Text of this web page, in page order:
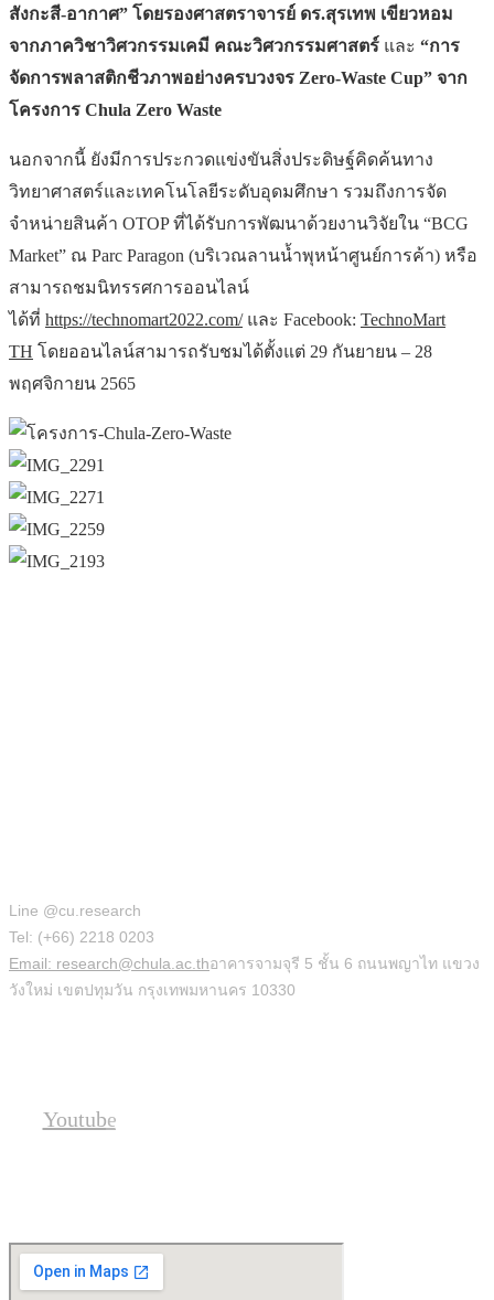
สังกะสี-อากาศ” โดยรองศาสตราจารย์ ดร.สุรเทพ เขียวหอม
จากภาควิชาวิศวกรรมเคมี คณะวิศวกรรมศาสตร์ และ “การ
จัดการพลาสติกชีวภาพอย่างครบวงจร Zero-Waste Cup” จาก
โครงการ Chula Zero Waste
นอกจากนี้ ยังมีการประกวดแข่งขันสิ่งประดิษฐ์คิดค้นทาง
วิทยาศาสตร์และเทคโนโลยีระดับอุดมศึกษา รวมถึงการจัด
จำหน่ายสินค้า OTOP ที่ได้รับการพัฒนาด้วยงานวิจัยใน “BCG
Market” ณ Parc Paragon (บริเวณลานน้ำพุหน้าศูนย์การค้า) หรือ
สามารถชมนิทรรศการออนไลน์
ได้ที่ https://technomart2022.com/และ Facebook: TechnoMart
TH โดยออนไลน์สามารถรับชมได้ตั้งแต่ 29 กันยายน – 28
พฤศจิกายน 2565
Line @cu.research
Tel: (+66) 2218 0203
Email: research@chula.ac.thอาคารจามจุรี 5 ชั้น 6 ถนนพญาไท แขวง
วังใหม่ เขตปทุมวัน กรุงเทพมหานคร 10330
Youtube